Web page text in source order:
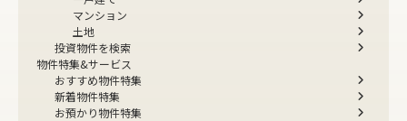
マンション
土地
投資物件を検索
物件特集&サービス
おすすめ物件特集
新着物件特集
お預かり物件特集